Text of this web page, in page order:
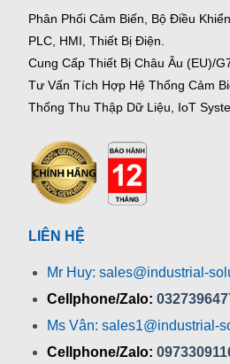
Phân Phối Cảm Biến, Bộ Điều
PLC, HMI, Thiết Bị Điện.
Cung Cấp Thiết Bị Châu Âu (EU)/
Tư Vấn Tích Hợp Hệ Thống Cảm
Thống Thu Thập Dữ Liệu, IoT
LIÊN HỆ
Mr Huy: sales@industrial-
Cellphone/Zalo:
Ms Vân: sales1@industrial-
Cellphone/Zalo: